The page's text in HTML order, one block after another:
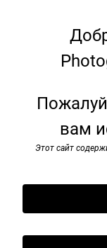
вам
Этот сайт